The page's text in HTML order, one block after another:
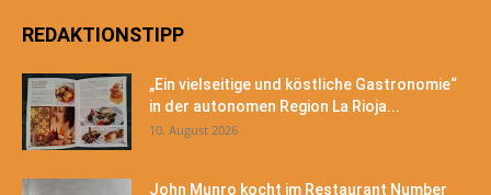
REDAKTIONSTIPP
„Ein vielseitige und köstliche Gastronomie“
in der autonomen Region La Rioja...
10. August 2026
John Munro kocht im Restaurant Number